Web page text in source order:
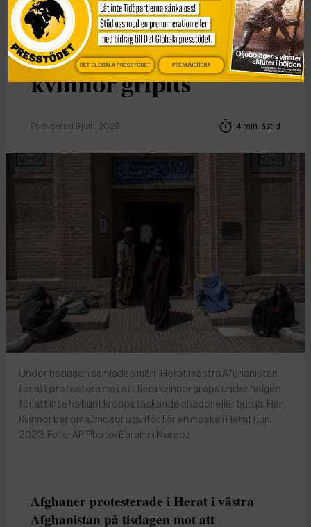
Nyheter
Protest mot
talibanerna efter
kvinnor gripits
Publicerad 9 juni, 2026 4 min lästid
Under tisdagen samlades män i Herat i västra Afghanistan
för att protestera mot att flera kvinnor greps under helgen
för att inte ha burit kroppstäckande chador eller burqa. Här:
Kvinnor ber om allmosor utanför för en moské i Herat i juni
2023. Foto: AP Photo/Ebrahim Norooz
Afghaner protesterade i Herat i västra
Afghanistan på tisdagen mot att
DET GLOBALA PRESSTÖDET PRENUMERERA